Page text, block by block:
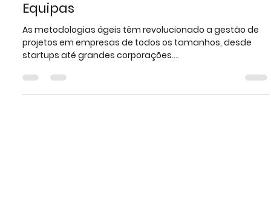
Porque é que Metodologias Ágeis
funcionam até em Pequenas
Equipas
projetos em empresas de todos os tamanhos, desde
startups até grandes corporações....